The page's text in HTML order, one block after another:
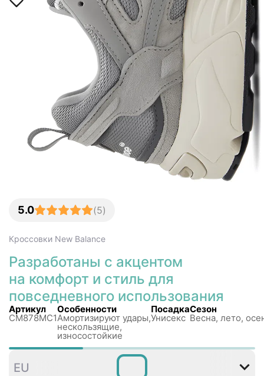
5.0 (5)
Кроссовки New Balance
Разработаны с акцентом
на комфорт и стиль для
повседневного использования
Артикул
CM878MC1
Особенности
Амортизируют удары,
нескользящиe,
износостойкие
Посадка
Унисекс
Сезон
Весна, лето,
,5
EU